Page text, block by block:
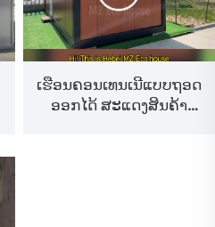
ເຮືອນຄອນເທນເນີແບບຖອດ
ອອກໄດ້ ສະແດງສິນຄ້າ